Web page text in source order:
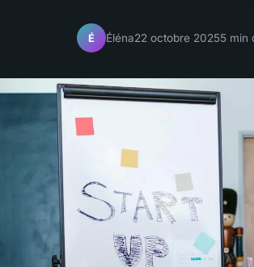
É Éléna22 octobre 20255 min